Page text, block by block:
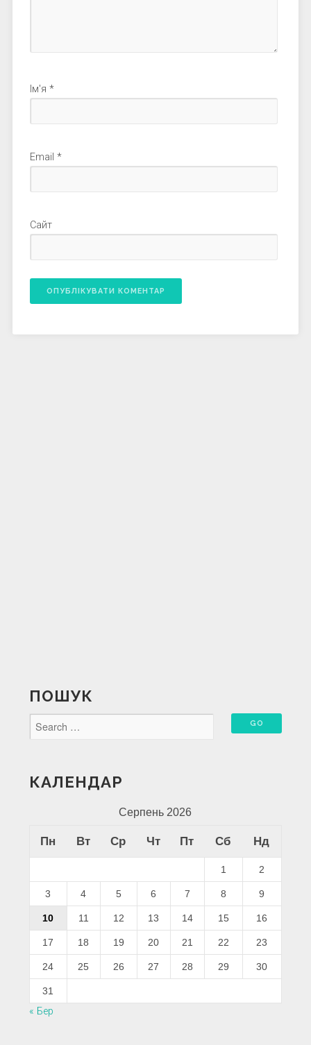
Ім'я *
Email *
Сайт
ПОШУК
КАЛЕНДАР
Серпень 2026
Пн Вт Ср Чт Пт Сб Нд
1 2
3 4 5 6 7 8 9
10 11 12 13 14 15 16
17 18 19 20 21 22 23
24 25 26 27 28 29 30
31
« Бер